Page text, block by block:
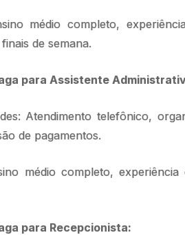
médio completo,
de semana.
para Assistente
Atendimento telefônico,
de pagamentos.
médio completo,
para Recepcionista: